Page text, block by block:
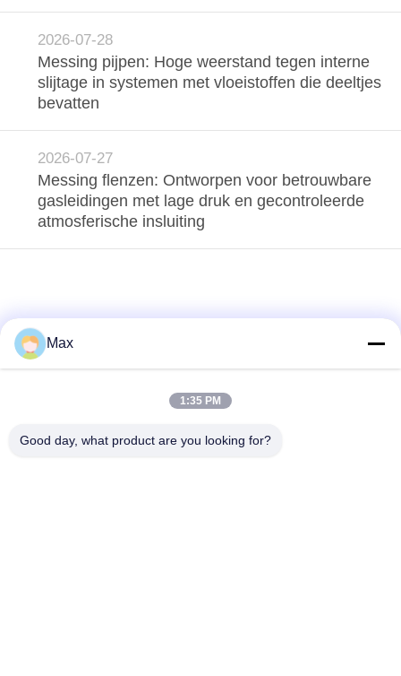
2026-07-28
Messing pijpen: Hoge weerstand tegen interne
slijtage in systemen met vloeistoffen die deeltjes
bevatten
2026-07-27
Messing flenzen: Ontworpen voor betrouwbare
gasleidingen met lage druk en gecontroleerde
atmosferische insluiting
Max
1:35 PM
Good day, what product are you looking for?